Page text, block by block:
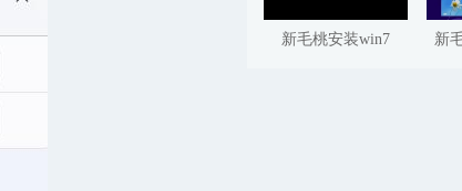
新毛桃安装win7 新